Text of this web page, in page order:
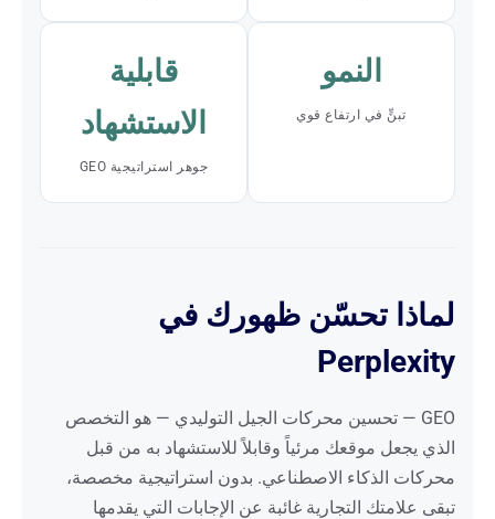
النمو
تبنٍّ في ارتفاع قوي
قابلية
الاستشهاد
جوهر استراتيجية GEO
لماذا تحسّن ظهورك في
Perplexity
GEO — تحسين محركات الجيل التوليدي — هو التخصص
الذي يجعل موقعك مرئياً وقابلاً للاستشهاد به من قبل
محركات الذكاء الاصطناعي. بدون استراتيجية مخصصة،
تبقى علامتك التجارية غائبة عن الإجابات التي يقدمها